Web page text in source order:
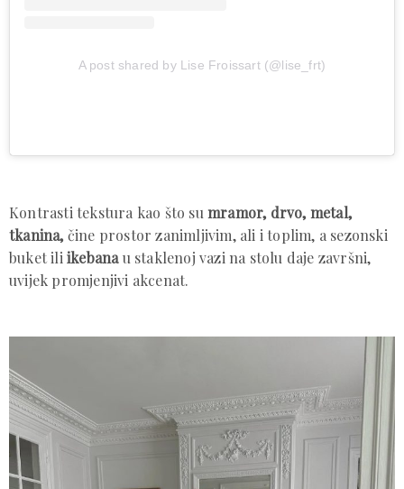
A post shared by Lise Froissart (@lise_frt)
Kontrasti tekstura kao što su mramor, drvo, metal,
tkanina, čine prostor zanimljivim, ali i toplim, a sezonski
buket ili ikebanau staklenoj vazi na stolu daje završni,
uvijek promjenjivi akcenat.